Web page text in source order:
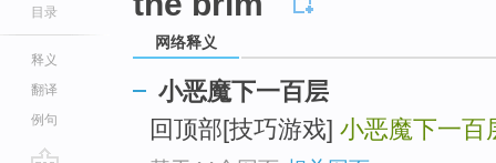
目录
释义
翻译
例句
网络释义
小恶魔下一百层
回顶部[技巧游戏] 小恶魔下一百